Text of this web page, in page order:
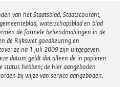
van het Staatsblad, Staatscourant,
waterschapsblad en blad
de formele bekendmakingen in de
de Rijkswet goedkeuring en
ze na 1 juli 2009 zijn uitgegeven.
datum geldt dat alleen de in papieren
hebben; de hier aangeboden
bij wijze van service aangeboden.